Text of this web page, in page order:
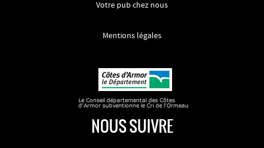
Votre pub chez nous
Mentions légales
NOUS SUIVRE